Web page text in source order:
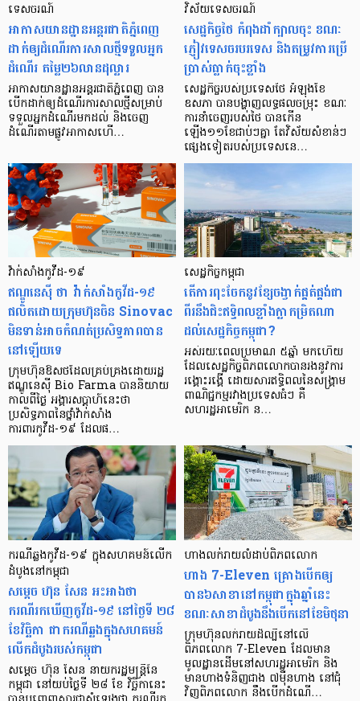
ទេសចរណ៍
អាកាស​យាន​ដ្ឋាន​អន្តរ​ជាតិ​ភ្នំពេញ
ដាក់​ឲ្យ​ដំណើរការ​សាល​ថ្មី​ទទួល​អ្នក​
ដំណើរ តម្លៃ​២៦​លាន​ដុល្លារ
អាកាស​យាន​ដ្ឋាន​អន្តរជាតិ​ភ្នំពេញ បាន​
បើក​ដាក់​ឲ្យ​ដំណើរការ​សាល​ថ្មី​សម្រាប់​
ទទួល​អ្នក​ដំណើរ​មក​ដល់ និង​ចេញ​
ដំណើរ​តាម​ផ្លូវ​អាកាស​ហើ…
វិស័យទេសចរណ៍
សេដ្ឋកិច្ចថៃ កំពុងដាំក្បាលចុះ ខណៈ
ភ្ញៀវទេសចរបរទេស និងតម្រូវការប្រើ
ប្រាស់ធ្លាក់ចុះខ្លាំង
សេដ្ឋកិច្ចរបស់ប្រទេសថៃ អំឡុងខែ
ឧសភា បានបង្ហាញលទ្ធផលចម្រុះ ខណៈ
ការនាំចេញរបស់ថៃ បានកើន
ឡើង១១ខែជាប់ៗគ្នា តែវិស័យសំខាន់ៗ
ផ្សេងទៀតរបស់ប្រទេសនេ…
វ៉ាក់សាំងកូវីដ-១៩
ឥណ្ឌូនេស៊ី ថា វ៉ាក់សាំងកូវីដ-១៩
ផលិតដោយក្រុមហ៊ុនចិន Sinovac
មិនទាន់អាចកំណត់ប្រសិទ្ធភាពបាន
នៅឡើយទេ
ក្រុមហ៊ុនឱសថដែលគ្រប់គ្រងដោយរដ្ឋ
ឥណ្ឌូនេស៊ី Bio Farma បាននិយាយ
កាលពីថ្ងៃ អង្គារសប្ដាហ៍នេះថា
ប្រសិទ្ធភាពនៃថ្នាំវ៉ាក់សាំង
ការពារកូវីដ-១៩ ដែលផ…
សេដ្ឋកិច្ចកម្ពុជា
តើការពុះចែកនូវខ្សែចង្វាក់ផ្គត់ផ្គង់ជា
ពីរនឹងជិះឥទ្ធិពលខ្លាំងក្លាកម្រិតណា
ដល់សេដ្ឋកិច្ចកម្ពុជា?
អស់រយៈពេលប្រមាណ ៥ឆ្នាំ មកហើយ
ដែលសេដ្ឋកិច្ចពិភពលោកបានរងនូវការ
រង្គោះរង្គើ ដោយសារឥទ្ធិពលនៃសង្រ្គាម
ពាណិជ្ជកម្មរវាងប្រទេសធំៗ គឺ
សហរដ្ឋអាមេរិក ន…
ករណីឆ្លងកូវីដ-១៩ ក្នុងសហគមន៍​លើក
ដំបូងនៅកម្ពុជា
សម្តេច ហ៊ុន សែន អះអាងថា
ករណីរកឃើញកូវីដ-១៩ នៅថ្ងៃទី ២៨
ខែវិច្ឆិកា ជាករណីឆ្លងក្នុងសហគមន៍
លើកដំបូងរបស់កម្ពុជា
សម្តេច ហ៊ុន សែន នាយករដ្ឋមន្ត្រីនៃ
កម្ពុជា នៅយប់ថ្ងៃទី ២៨ ខែ វិច្ឆិកានេះ
ហាងលក់រាយ​លំដាប់ពិភពលោក
ហាង 7-Eleven គ្រោងបើកឲ្យ
បាន៦សាខានៅកម្ពុជាក្នុងឆ្នាំនេះ
ខណៈសាខាដំបូងនឹងបើកនៅខែមិថុនា
ក្រុមហ៊ុនលក់រាយដ៏ល្បីនៅលើ
ពិភពលោក 7-Eleven ដែលមាន
មូលដ្ឋានដើមនៅសហរដ្ឋអាមេរិក និង
មានហាងទំនិញជាង ៧ម៉ឺនហាង នៅជុំ
វិញពិភពលោក នឹងបើកដំណើ…